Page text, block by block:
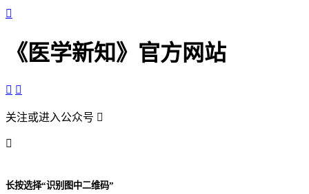

《医学新知》官方网站
 
关注或进入公众号 

长按选择“识别图中二维码”